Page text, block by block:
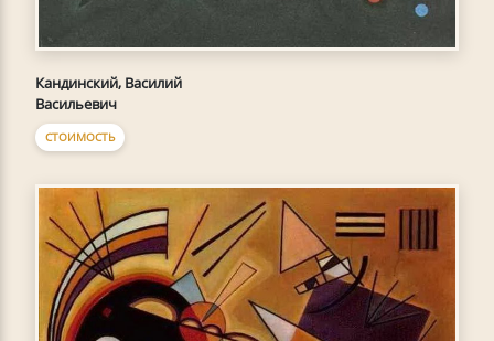
Кандинский, Василий
Васильевич
СТОИМОСТЬ